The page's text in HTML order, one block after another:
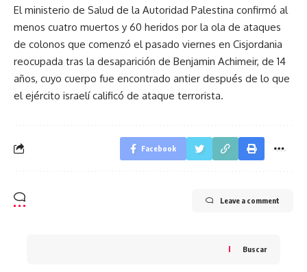
El ministerio de Salud de la Autoridad Palestina confirmó al
menos cuatro muertos y 60 heridos por la ola de ataques
de colonos que comenzó el pasado viernes en Cisjordania
reocupada tras la desaparición de Benjamin Achimeir, de 14
años, cuyo cuerpo fue encontrado antier después de lo que
el ejército israelí calificó de ataque terrorista.
Facebook
Leave a comment
Buscar